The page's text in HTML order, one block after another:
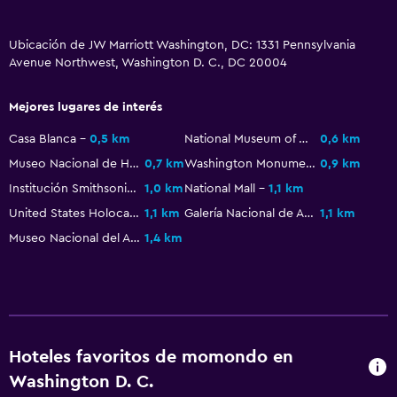
General
Acceso al salón ejecutivo
Posibilidad de habitaciones conectadas
Zona de estar
Teléfono
Alfombrado
Vista a la ciudad
TV de pantalla plana
TV por cable o vía satélite
Canales de pago
Ubicación de JW Marriott Washington, DC: 1331 Pennsylvania
Avenue Northwest, Washington D. C., DC 20004
Mejores lugares de interés
Casa Blanca 0,5 km National Museum of African American History and Culture
0,6 km
Museo Nacional de Historia Natural del Instituto Smithsoniano 0,7 km Washington Monument 0,9 km
Institución Smithsonian
1,0 km National Mall
1,1 km
United States Holocaust Memorial Museum 1,1 km Galería Nacional de Arte 1,1 km
Museo Nacional del Aire y el Espacio 1,4 km
Hoteles favoritos de momondo en
Washington D. C.